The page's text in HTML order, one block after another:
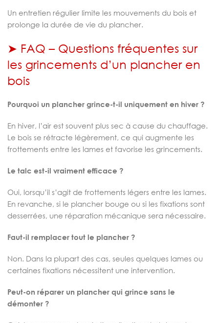
Un entretien régulier limite les mouvements du bois et
prolonge la durée de vie du plancher.
➤ FAQ – Questions fréquentes sur
les grincements d’un plancher en
bois
Pourquoi un plancher grince-t-il uniquement en hiver ?
En hiver, l’air est souvent plus sec à cause du chauffage.
Le bois se rétracte légèrement, ce qui augmente les
frottements entre les lames et favorise les grincements.
Le talc est-il vraiment efficace ?
Oui, lorsqu’il s’agit de frottements légers entre les lames.
En revanche, si le plancher bouge ou si les fixations sont
desserrées, une réparation mécanique sera nécessaire.
Faut-il remplacer tout le plancher ?
Non. Dans la plupart des cas, seules quelques lames ou
certaines fixations nécessitent une intervention.
Peut-on réparer un plancher qui grince sans le
démonter ?